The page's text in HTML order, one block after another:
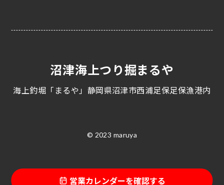
営業カレンダーを確認する
沼津海上つり掘まるや
海上釣堀「まるや」静岡県沼津市西浦足保足保漁港内
© 2023 maruya